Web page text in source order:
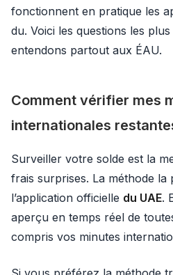
fonctionnent en pratique les
du. Voici les questions les
entendons partout aux ÉAU.
Comment vérifier mes
internationales
Surveiller votre solde est la
frais surprises. La méthode la
l’application officielle du UAE.
aperçu en temps réel de
compris vos minutes